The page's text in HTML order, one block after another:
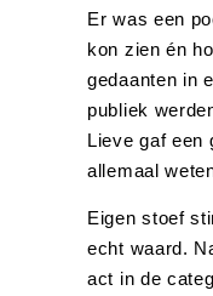
Er was een
kon zien én
gedaanten in
publiek
Lieve gaf een
allemaal
Eigen stoef
echt waard.
act in de